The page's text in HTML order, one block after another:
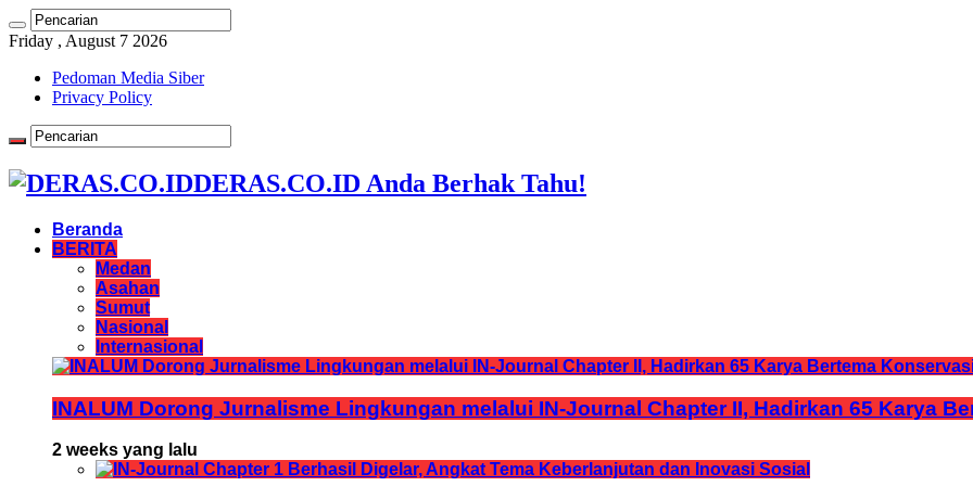
Friday , August 7 2026
Pedoman Media Siber
Privacy Policy
DERAS.CO.ID Anda Berhak Tahu!
Beranda
BERITA
Medan
Asahan
Sumut
Nasional
Internasional
INALUM Dorong Jurnalisme Lingkungan melalui IN-Journal Chapter II, Hadirkan 65 Karya
2 weeks yang lalu